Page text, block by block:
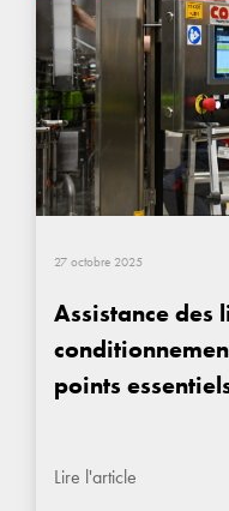
27 octobre 2025
Assistance des
points
Lire l'article